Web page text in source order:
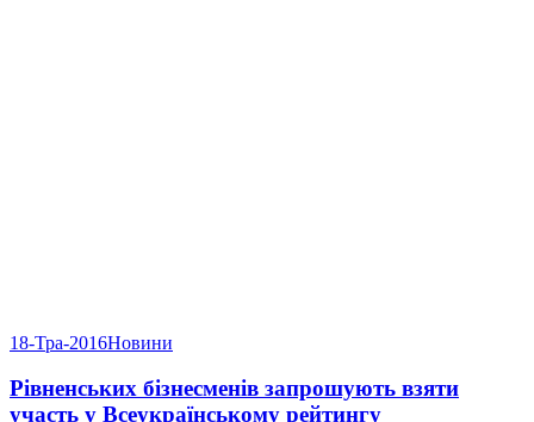
18-Тра-2016Новини
Рівненських бізнесменів запрошують взяти
участь у Всеукраїнському рейтингу